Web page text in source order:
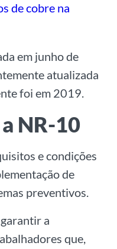
de cobre na
em junho de
atualizada
foi em 2019.
NR-10
e condições
de
preventivos.
a
que,